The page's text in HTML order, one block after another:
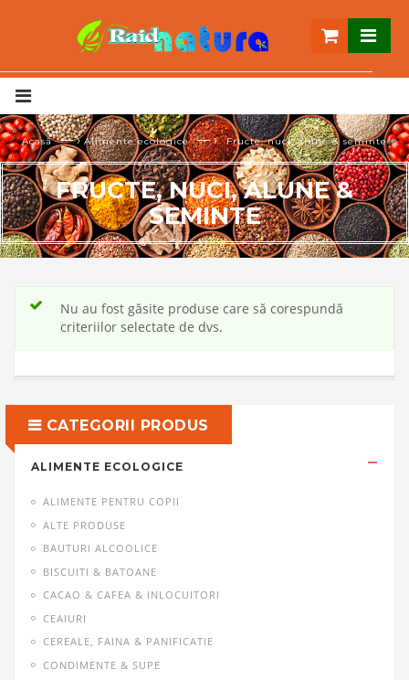
Acasă — ›Alimente ecologice — › Fructe, nuci, alune & seminte
FRUCTE, NUCI, ALUNE &
SEMINTE
Nu au fost găsite produse care să corespundă
criteriilor selectate de dvs.
CATEGORII PRODUS
ALIMENTE ECOLOGICE
ALIMENTE PENTRU COPII
ALTE PRODUSE
BAUTURI ALCOOLICE
BISCUITI & BATOANE
CACAO & CAFEA & INLOCUITORI
CEAIURI
CEREALE, FAINA & PANIFICATIE
CONDIMENTE & SUPE